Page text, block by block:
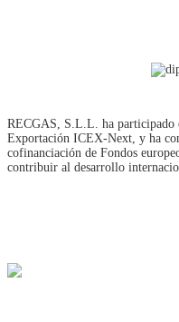
RECGAS, S.L.L. ha participado
Exportación ICEX‐Next, y ha
cofinanciación de Fondos
contribuir al desarrollo